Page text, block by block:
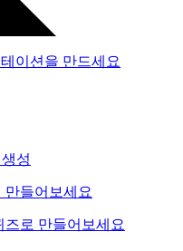
이션을 만드세요
성
만들어보세요
로 만들어보세요